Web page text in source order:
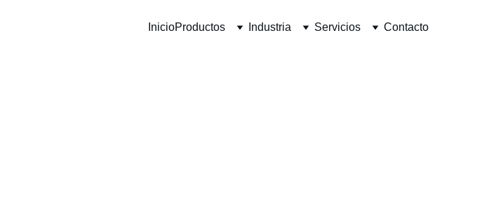
InicioProductos Industria Servicios Contacto